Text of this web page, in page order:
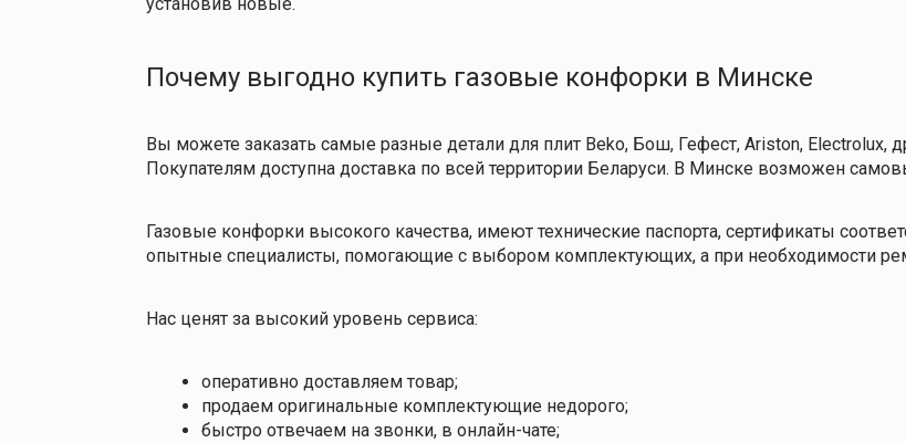
установив новые.
Почему выгодно купить газовые конфорки в Минске
Вы можете заказать самые разные детали для плит Beko, Бош, Гефест, Ariston, Electrolux,
Покупателям доступна доставка по всей территории Беларуси. В Минске возможен
Газовые конфорки высокого качества, имеют технические паспорта, сертификаты
опытные специалисты, помогающие с выбором комплектующих, а при необходимости
Нас ценят за высокий уровень сервиса:
оперативно доставляем товар;
продаем оригинальные комплектующие недорого;
быстро отвечаем на звонки, в онлайн-чате;